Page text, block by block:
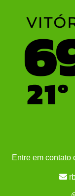
Entre em contato